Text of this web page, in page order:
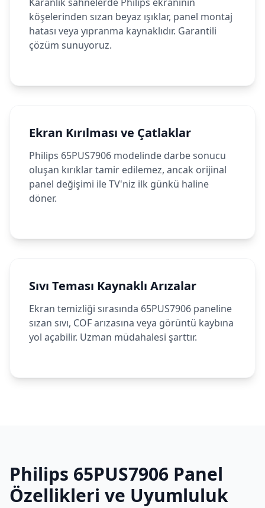
köşelerinden sızan beyaz ışıklar, panel montaj
hatası veya yıpranma kaynaklıdır. Garantili
çözüm sunuyoruz.
Ekran Kırılması ve Çatlaklar
Philips 65PUS7906 modelinde darbe sonucu
oluşan kırıklar tamir edilemez, ancak orijinal
panel değişimi ile TV'niz ilk günkü haline
döner.
Sıvı Teması Kaynaklı Arızalar
Ekran temizliği sırasında 65PUS7906 paneline
sızan sıvı, COF arızasına veya görüntü kaybına
yol açabilir. Uzman müdahalesi şarttır.
Philips 65PUS7906 Panel
Özellikleri ve Uyumluluk